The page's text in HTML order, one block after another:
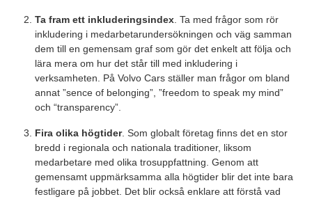
Ta fram ett inkluderingsindex . Ta med frågor som rör
inkludering i medarbetarundersökningen och väg samman
dem till en gemensam graf som gör det enkelt att följa och
lära mera om hur det står till med inkludering i
verksamheten. På Volvo Cars ställer man frågor om bland
annat ”sence of belonging”, ”freedom to speak my mind”
och “transparency”.
Fira olika högtider. Som globalt företag finns det en stor
bredd i regionala och nationala traditioner, liksom
medarbetare med olika trosuppfattning. Genom att
gemensamt uppmärksamma alla högtider blir det inte bara
festligare på jobbet. Det blir också enklare att förstå vad